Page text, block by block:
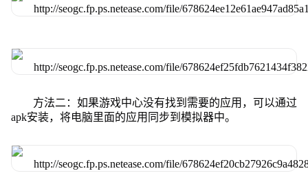
方法二：如果游戏中心没有找到需要的应用，可以通过
apk安装，将电脑里面的应用同步到模拟器中。